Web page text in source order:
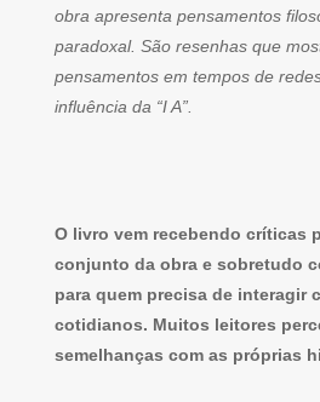
obra apresenta pensamentos
paradoxal. São resenhas que
pensamentos em tempos de
influência da “I A”.
O livro vem recebendo críticas
conjunto da obra e sobretudo
para quem precisa de interagir
cotidianos. Muitos leitores
semelhanças com as próprias